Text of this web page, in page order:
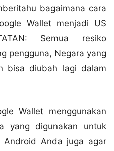
bagaimana cara
Wallet menjadi US
: Semua resiko
pengguna, Negara yang
bisa diubah lagi dalam
Wallet menggunakan
yang digunakan untuk
Anda juga agar